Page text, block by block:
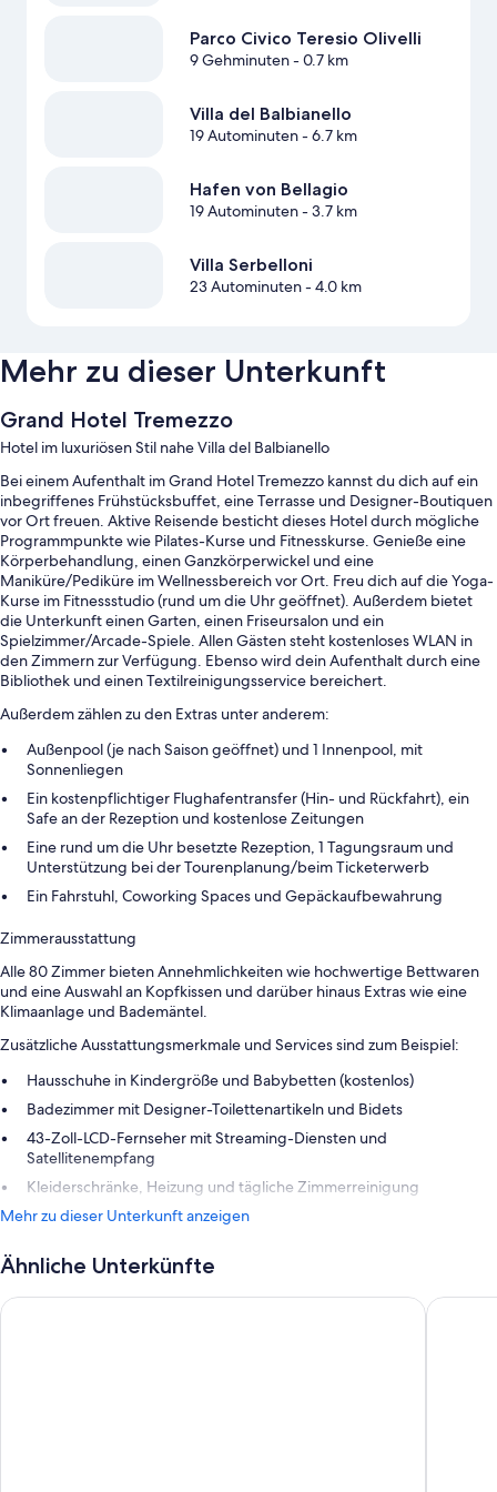
Parco Civico Teresio Olivelli
9 Gehminuten- 0.7 km
Villa del Balbianello
19 Autominuten- 6.7 km
Hafen von Bellagio
19 Autominuten- 3.7 km
Villa Serbelloni
23 Autominuten- 4.0 km
Mehr zu dieser Unterkunft
Grand Hotel Tremezzo
Hotel im luxuriösen Stil nahe Villa del Balbianello
Bei einem Aufenthalt im Grand Hotel Tremezzo kannst du dich auf ein
inbegriffenes Frühstücksbuffet, eine Terrasse und Designer-Boutiquen
vor Ort freuen. Aktive Reisende besticht dieses Hotel durch mögliche
Programmpunkte wie Pilates-Kurse und Fitnesskurse. Genieße eine
Körperbehandlung, einen Ganzkörperwickel und eine
Maniküre/Pediküre im Wellnessbereich vor Ort. Freu dich auf die Yoga-
Kurse im Fitnessstudio (rund um die Uhr geöffnet). Außerdem bietet
die Unterkunft einen Garten, einen Friseursalon und ein
Spielzimmer/Arcade-Spiele. Allen Gästen steht kostenloses WLAN in
den Zimmern zur Verfügung. Ebenso wird dein Aufenthalt durch eine
Bibliothek und einen Textilreinigungsservice bereichert.
Außerdem zählen zu den Extras unter anderem:
Außenpool (je nach Saison geöffnet) und 1 Innenpool, mit
Sonnenliegen
Ein kostenpflichtiger Flughafentransfer (Hin- und Rückfahrt), ein
Safe an der Rezeption und kostenlose Zeitungen
Eine rund um die Uhr besetzte Rezeption, 1 Tagungsraum und
Unterstützung bei der Tourenplanung/beim Ticketerwerb
Ein Fahrstuhl, Coworking Spaces und Gepäckaufbewahrung
Zimmerausstattung
Alle 80 Zimmer bieten Annehmlichkeiten wie hochwertige Bettwaren
und eine Auswahl an Kopfkissen und darüber hinaus Extras wie eine
Klimaanlage und Bademäntel.
Zusätzliche Ausstattungsmerkmale und Services sind zum Beispiel:
Hausschuhe in Kindergröße und Babybetten (kostenlos)
Badezimmer mit Designer-Toilettenartikeln und Bidets
43-Zoll-LCD-Fernseher mit Streaming-Diensten und
Satellitenempfang
Kleiderschränke, Heizung und tägliche Zimmerreinigung
Mehr zu dieser Unterkunft anzeigen
Ähnliche Unterkünfte
Hotel Lario Hilton